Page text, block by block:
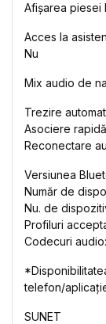
Afișarea piesei
Acces la
Nu
Mix audio de
Trezire
Asociere
Reconectare
Versiunea
Număr de
Nu. de
Profiluri
Codecuri
telefon/
SUNET